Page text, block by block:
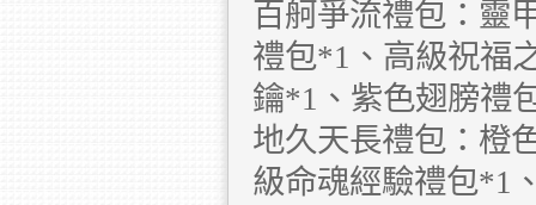
百舸爭流禮包：靈
禮包*1、高級祝福
鑰*1、紫色翅膀禮
地久天長禮包：橙
級命魂經驗禮包*1